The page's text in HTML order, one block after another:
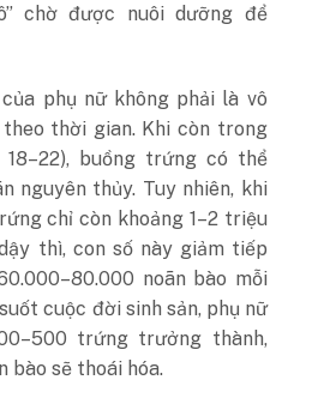
chờ được nuôi dưỡng để
phụ nữ không phải là vô
theo thời gian. Khi còn trong
buồng trứng có thể
nguyên thủy. Tuy nhiên, khi
chỉ còn khoảng 1–2 triệu
thì, con số này giảm tiếp
noãn bào mỗi
cuộc đời sinh sản, phụ nữ
trứng trưởng thành,
bào sẽ thoái hóa.